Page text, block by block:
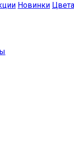
Новинки Цвета